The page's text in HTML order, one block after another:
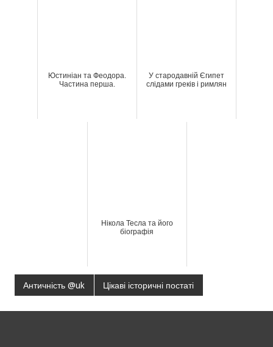
Юстиніан та Феодора.
Частина перша.
У стародавній Єгипет
слідами греків і римлян
Нікола Тесла та його
біографія
Античність @uk Цікаві історичні постаті